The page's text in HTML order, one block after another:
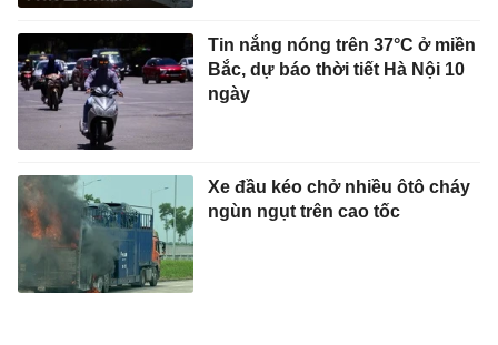
Tin nắng nóng trên 37°C ở miền
Bắc, dự báo thời tiết Hà Nội 10
ngày
Xe đầu kéo chở nhiều ôtô cháy
ngùn ngụt trên cao tốc